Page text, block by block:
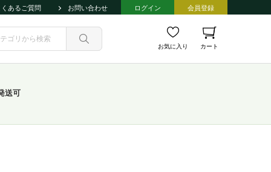
くあるご質問 お問い合わせ ログイン 会員登録
お気に入り カート
送可